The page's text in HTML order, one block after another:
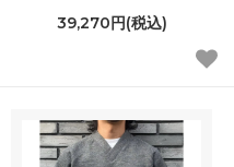
39,270円(税込)